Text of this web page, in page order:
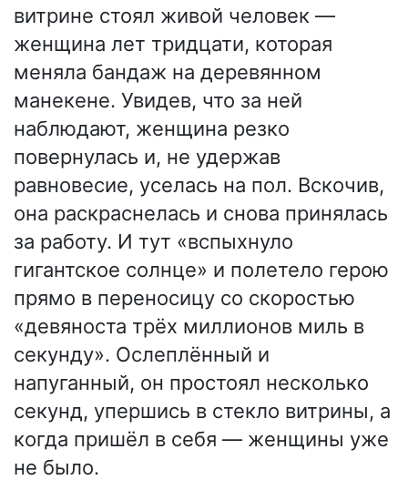
витрине стоял живой человек —
женщина лет тридцати, которая
меняла бандаж на деревянном
манекене. Увидев, что за ней
наблюдают, женщина резко
повернулась и, не удержав
равновесие, уселась на пол. Вскочив,
она раскраснелась и снова принялась
за работу. И тут «вспыхнуло
гигантское солнце» и полетело герою
прямо в переносицу со скоростью
«девяноста трёх миллионов миль в
секунду». Ослеплённый и
напуганный, он простоял несколько
секунд, упершись в стекло витрины, а
когда пришёл в себя — женщины уже
не было.